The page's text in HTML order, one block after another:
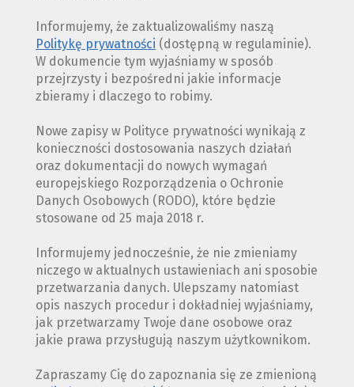
Informujemy, że zaktualizowaliśmy naszą
Politykę prywatności (dostępną w regulaminie).
W dokumencie tym wyjaśniamy w sposób
przejrzysty i bezpośredni jakie informacje
zbieramy i dlaczego to robimy.
Nowe zapisy w Polityce prywatności wynikają z
konieczności dostosowania naszych działań
oraz dokumentacji do nowych wymagań
europejskiego Rozporządzenia o Ochronie
Danych Osobowych (RODO), które będzie
stosowane od 25 maja 2018 r.
Informujemy jednocześnie, że nie zmieniamy
niczego w aktualnych ustawieniach ani sposobie
przetwarzania danych. Ulepszamy natomiast
opis naszych procedur i dokładniej wyjaśniamy,
jak przetwarzamy Twoje dane osobowe oraz
jakie prawa przysługują naszym użytkownikom.
Zapraszamy Cię do zapoznania się ze zmienioną